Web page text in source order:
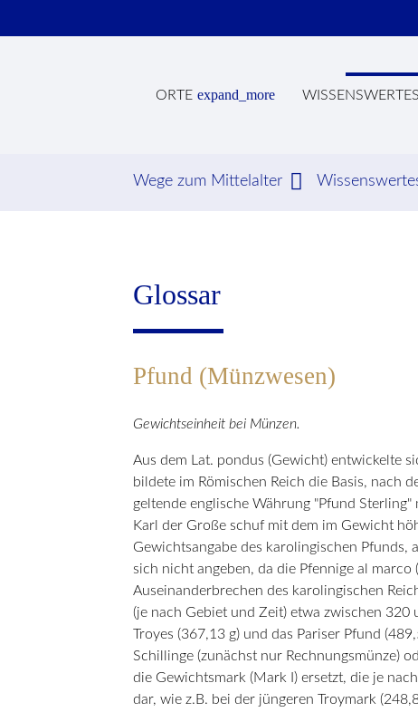
ORTE expand_more WISSENSWERTES
Wege zum Mittelalter
Glossar
Pfund (Münzwesen)
Gewichtseinheit bei Münzen.
Aus dem Lat. pondus (Gewicht) entwickelte
bildete im Römischen Reich die Basis, nach
geltende englische Währung "Pfund
Karl der Große schuf mit dem im Gewicht
Gewichtsangabe des karolingischen Pfunds,
sich nicht angeben, da die Pfennige al
Auseinanderbrechen des karolingischen
(je nach Gebiet und Zeit) etwa zwischen
Troyes (367,13 g) und das Pariser Pfund
Schillinge (zunächst nur Rechnungsmünze)
die Gewichtsmark (Mark I) ersetzt, die je
dar, wie z.B. bei der jüngeren Troymark